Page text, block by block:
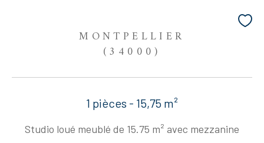
MONTPELLIER
(34000)
1 pièces - 15,75 m²
Studio loué meublé de 15.75 m² avec mezzanine